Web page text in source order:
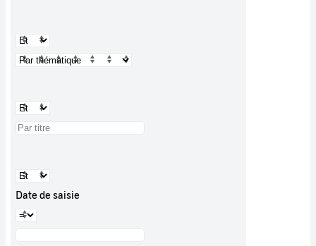
Date de saisie